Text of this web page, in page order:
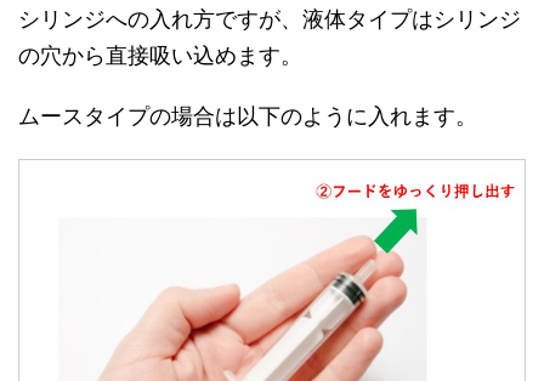
シリンジへの入れ方ですが、液体タイプはシリンジ
の穴から直接吸い込めます。
ムースタイプの場合は以下のように入れます。